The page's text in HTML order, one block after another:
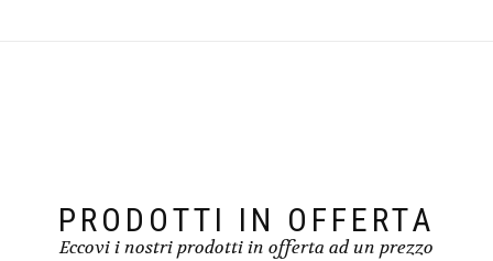
PRODOTTI IN OFFERTA
Eccovi i nostri prodotti in offerta ad un prezzo